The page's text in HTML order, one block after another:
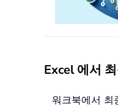
Excel 에서
워크북에서 최